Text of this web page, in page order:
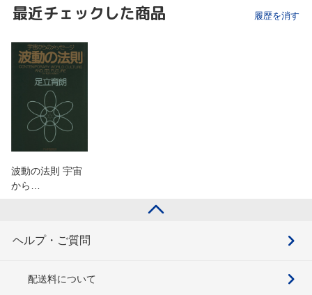
最近チェックした商品 履歴を消す
波動の法則 宇宙
から…
ヘルプ・ご質問
配送料について